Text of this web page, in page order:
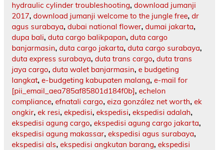
hydraulic cylinder troubleshooting, download jumanji
2017, download jumanji welcome to the jungle free, dr
agus surabaya, dubai national flower, dumai jakarta,
dupa bali, duta cargo balikpapan, duta cargo
banjarmasin, duta cargo jakarta, duta cargo surabaya,
duta express surabaya, duta trans cargo, duta trans
jaya cargo, duta walet banjarmasin, e budgeting
langkat, e-budgeting kabupaten malang, e-mail for
[pii_email_aea785af85801d184f0b], echelon
compliance, efnatali cargo, eiza gonzález net worth, ek
ongkir, ek resi, ekpedisi, ekspedisi, ekspedisi adalah,
ekspedisi agung cargo, ekspedisi agung cargo jakarta,
ekspedisi agung makassar, ekspedisi agus surabaya,
ekspedisi als, ekspedisi angkutan barang, ekspedisi